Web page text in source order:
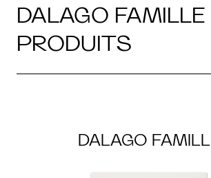
DALAGO FAMILLE
PRODUITS
DALAGO